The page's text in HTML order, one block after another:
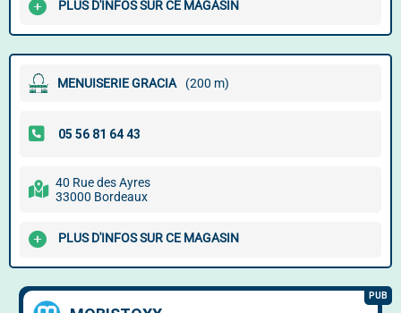
PLUS D'INFOS SUR CE MAGASIN
MENUISERIE GRACIA (200 m)
40 Rue des Ayres
33000 Bordeaux
PLUS D'INFOS SUR CE MAGASIN